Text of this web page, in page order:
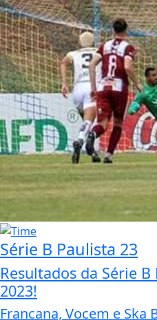
Série B Paulista 23
Resultados da Série
2023!
Francana, Vocem e Ska